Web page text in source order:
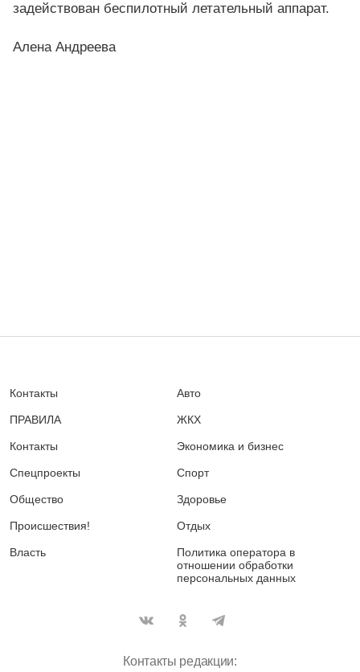
задействован беспилотный летательный аппарат.
Алена Андреева
Контакты
ПРАВИЛА
Контакты
Спецпроекты
Общество
Происшествия!
Власть
Авто
ЖКХ
Экономика и бизнес
Спорт
Здоровье
Отдых
Политика оператора в
отношении обработки
персональных данных
Контакты редакции: